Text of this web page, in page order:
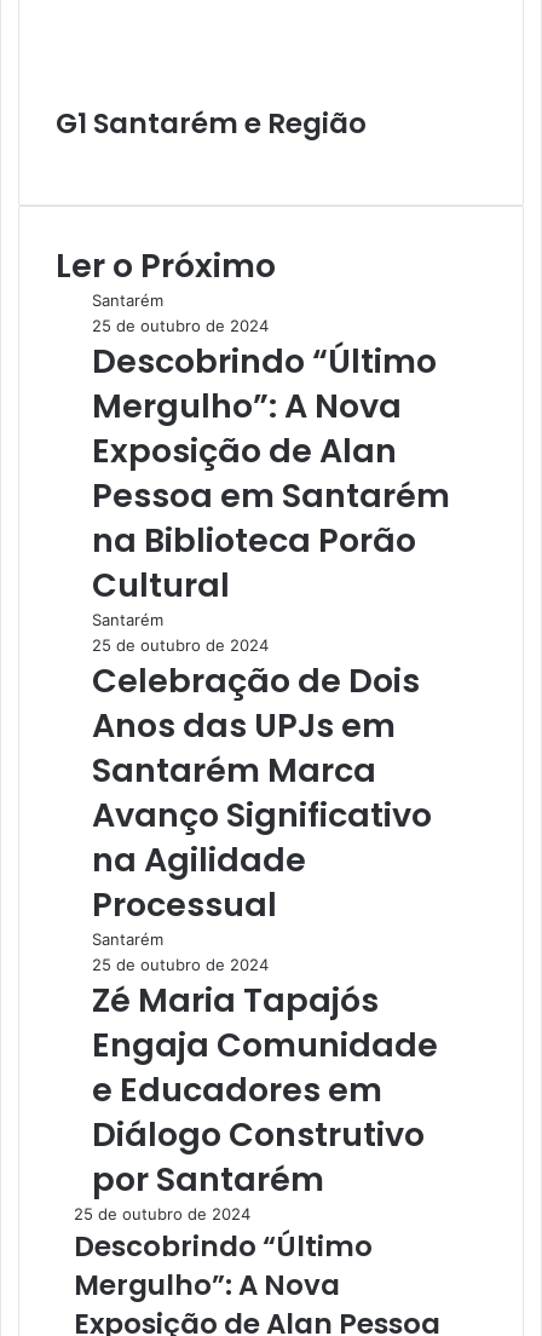
G1 Santarém e Região
b
i
tLer o Próximo
Santarém
25 de outubro de 2024
Descobrindo “Último
Mergulho”: A Nova
Exposição de Alan
Pessoa em Santarém
na Biblioteca Porão
Cultural
Santarém
25 de outubro de 2024
Celebração de Dois
Anos das UPJs em
Santarém Marca
Avanço Significativo
na Agilidade
Processual
Santarém
25 de outubro de 2024
Zé Maria Tapajós
Engaja Comunidade
e Educadores em
Diálogo Construtivo
por Santarém
25 de outubro de 2024
Descobrindo “Último
Mergulho”: A Nova
Exposição de Alan Pessoa